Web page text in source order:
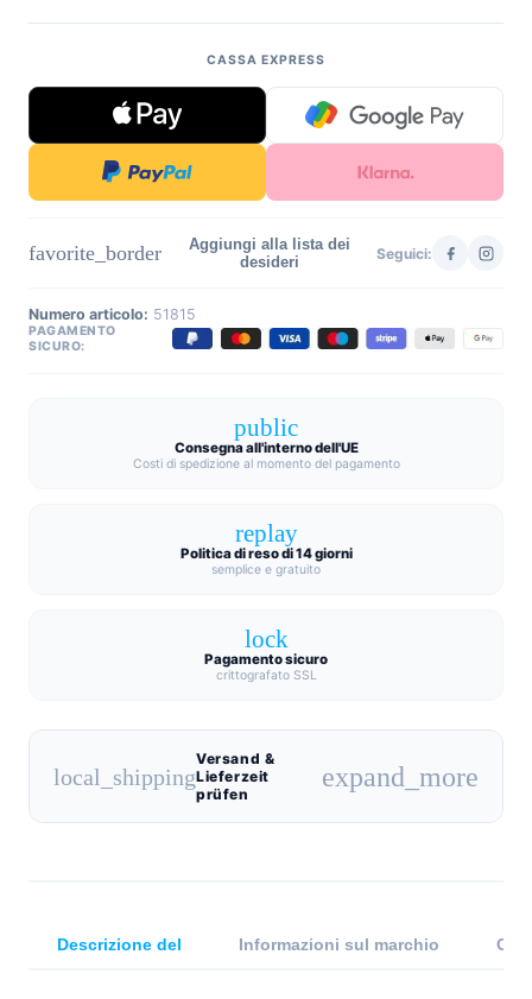
4.6
CASSA EXPRESS
favorite_border
Aggiungi alla lista dei
desideri
Seguici:
Numero articolo: 51815
PAGAMENTO
SICURO:
public
Consegna all'interno dell'UE
Costi di spedizione al momento del pagamento
replay
Politica di reso di 14 giorni
semplice e gratuito
lock
Pagamento sicuro
crittografato SSL
local_shipping
Versand &
Lieferzeit
prüfen
expand_more
Descrizione del Informazioni sul marchio